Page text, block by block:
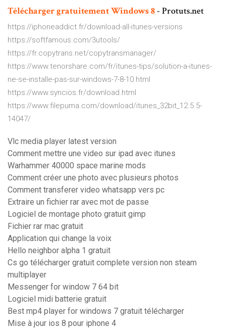
TéléchargergratuitementWindows8- Protuts.net
https://iphoneaddict.fr/download-all-itunes-versions
https://softfamous.com/3utools/
https://fr.copytrans.net/copytransmanager/
https://www.tenorshare.com/fr/itunes-tips/solution-a-itunes-
ne-se-installe-pas-sur-windows-7-8-10.html
https://www.syncios.fr/download.html
https://www.filepuma.com/download/itunes_32bit_12.5.5-
14047/
Vlc media player latest version
Comment mettre une video sur ipad avec itunes
Warhammer 40000 space marine mods
Comment créer une photo avec plusieurs photos
Comment transferer video whatsapp vers pc
Extraire un fichier rar avec mot de passe
Logiciel de montage photo gratuit gimp
Fichier rar mac gratuit
Application qui change la voix
Hello neighbor alpha 1 gratuit
Cs go télécharger gratuit complete version non steam
multiplayer
Messenger for window 7 64 bit
Logiciel midi batterie gratuit
Best mp4 player for windows 7 gratuit télécharger
Mise à jour ios 8 pour iphone 4